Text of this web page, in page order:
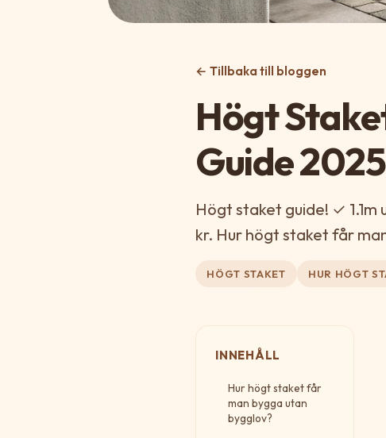
← Tillbaka till bloggen
Högt
Guide 2025
Högt staket guide! ✓
kr. Hur högt staket får
HÖGT STAKET HUR HÖGT
INNEHÅLL
Hur högt staket får
man bygga utan
bygglov?